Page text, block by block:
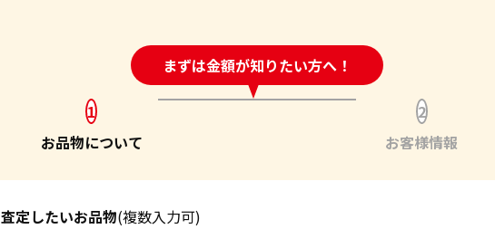
まずは金額が知りたい方へ！
24時間受付中!問い合わせフォーム
1
お品物について
2
お客様情報
査定したいお品物(複数入力可)